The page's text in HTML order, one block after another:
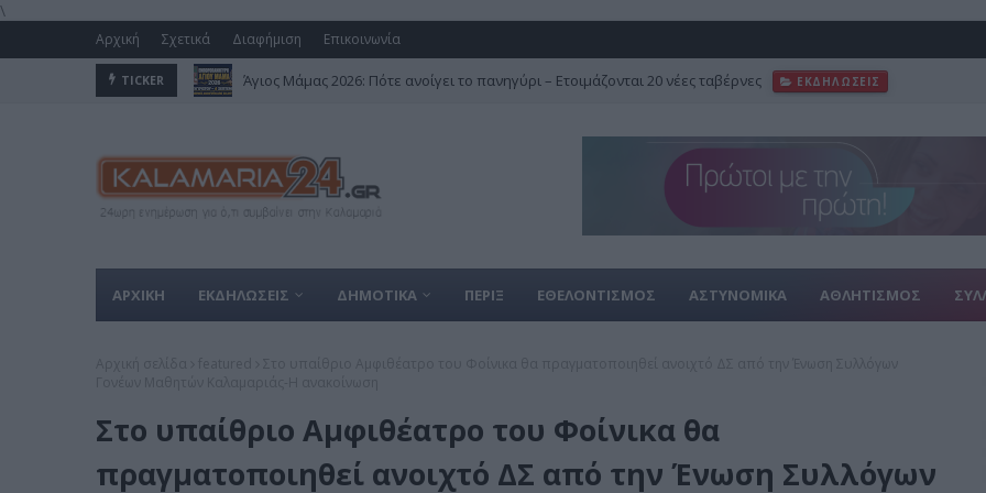
\
Αρχική Σχετικά Διαφήμιση Επικοινωνία
TICKER Άγιος Μάμας 2026: Πότε ανοίγει το πανηγύρι – Ετοιμάζονται 20 νέες ταβέρνες ΕΚΔΗΛΩΣΕΙΣ
ΑΡΧΙΚΗ ΕΚΔΗΛΩΣΕΙΣ ΔΗΜΟΤΙΚΑ ΠΕΡΙΞ ΕΘΕΛΟΝΤΙΣΜΟΣ ΑΣΤΥΝΟΜΙΚΑ ΑΘΛΗΤΙΣΜΟΣ
Στο υπαίθριο Αμφιθέατρο του Φοίνικα θα
πραγματοποιηθεί ανοιχτό ΔΣ από την Ένωση Συλλόγων